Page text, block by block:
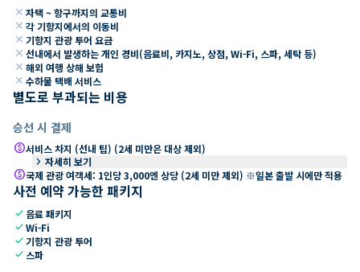
close 자택 ~ 항구까지의 교통비
close 각 기항지에서의 이동비
close 기항지 관광 투어 요금
close 선내에서 발생하는 개인 경비(음료비, 카지노, 상점, Wi-Fi, 스파, 세탁 등)
close 해외 여행 상해 보험
close 수하물 택배 서비스
별도로 부과되는 비용
승선 시 결제
paid서비스 차지 (선내 팁) (2세 미만은 대상 제외)
keyboard_arrow_right 자세히 보기
paid국제 관광 여객세: 1인당 3,000엔 상당 (2세 미만 제외) ※일본 출발 시에만 적용
사전 예약 가능한 패키지
check 음료 패키지
checkWi-Fi
check 기항지 관광 투어
check 스파